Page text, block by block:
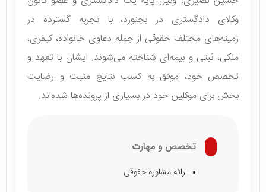
وکلای دادگستری در بجنورد، با تجربه گسترده در
زمینه‌های مختلف حقوقی از جمله دعاوی خانواده، کیفری،
ملکی، ثبتی و بیمه‌ای شناخته می‌شوند. ایشان با تعهد و
تخصص خود، موفق به کسب نتایج مثبت و رضایت‌
بخش برای موکلین خود در بسیاری از پرونده‌ها شده‌اند.
تخصص و مهارت
ارائه مشاوره حقوقی